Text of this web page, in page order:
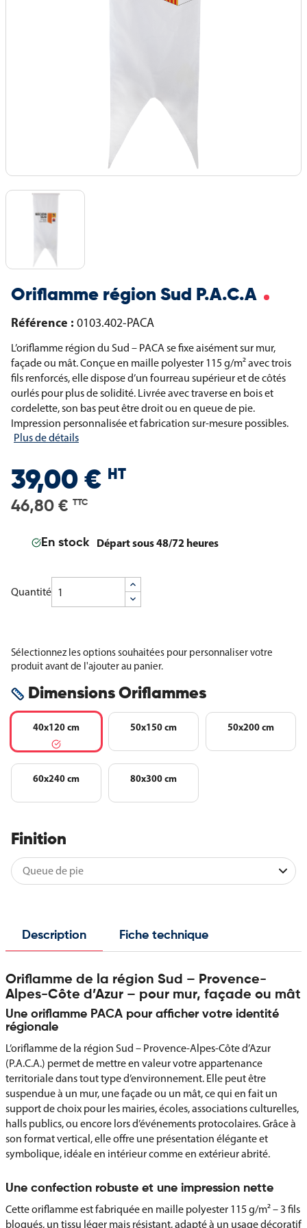
Oriflamme région Sud P.A.C.A
Référence : 0103.402-PACA
L’oriflamme région du Sud – PACA se fixe aisément sur mur,
façade ou mât. Conçue en maille polyester 115 g/m² avec trois
fils renforcés, elle dispose d’un fourreau supérieur et de côtés
ourlés pour plus de solidité. Livrée avec traverse en bois et
cordelette, son bas peut être droit ou en queue de pie.
Impression personnalisée et fabrication sur-mesure possibles.
Plus de détails
39,00 € HT
46,80 € TTC
En stock Départ sous 48/72 heures
Quantité
Sélectionnez les options souhaitées pour personnaliser votre
produit avant de l'ajouter au panier.
Dimensions Oriflammes
40x120 cm 50x150 cm 50x200 cm
60x240 cm 80x300 cm
Finition
Description Fiche technique
Oriflamme de la région Sud – Provence-
Alpes-Côte d’Azur – pour mur, façade ou mât
Une oriflamme PACA pour afficher votre identité
régionale
L’oriflamme de la région Sud – Provence-Alpes-Côte d’Azur
(P.A.C.A.) permet de mettre en valeur votre appartenance
territoriale dans tout type d’environnement. Elle peut être
suspendue à un mur, une façade ou un mât, ce qui en fait un
support de choix pour les mairies, écoles, associations culturelles,
halls publics, ou encore lors d’événements protocolaires. Grâce à
son format vertical, elle offre une présentation élégante et
symbolique, idéale en intérieur comme en extérieur abrité.
Une confection robuste et une impression nette
Cette oriflamme est fabriquée en maille polyester 115 g/m² – 3 fils
bloqués, un tissu léger mais résistant, adapté à un usage décoratif